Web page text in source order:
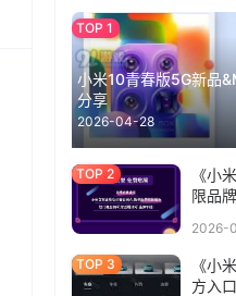
小米10青春版5G新品
分享
2026-04-28
《小
限品
2026-
《小
方入